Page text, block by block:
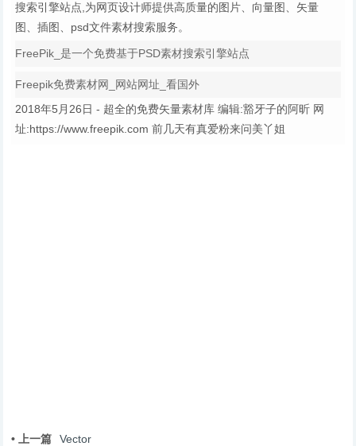
搜索引擎站点,为网页设计师提供高质量的图片、向量图、矢量
图、插图、psd文件素材搜索服务。
FreePik_是一个免费基于PSD素材搜索引擎站点
Freepik免费素材网_网站网址_看国外
2018年5月26日 - 超全的免费矢量素材库 编辑:豁牙子的阿昕 网
址:https://www.freepik.com 前几天有真爱粉来问美丫姐
• 上一篇
Vector